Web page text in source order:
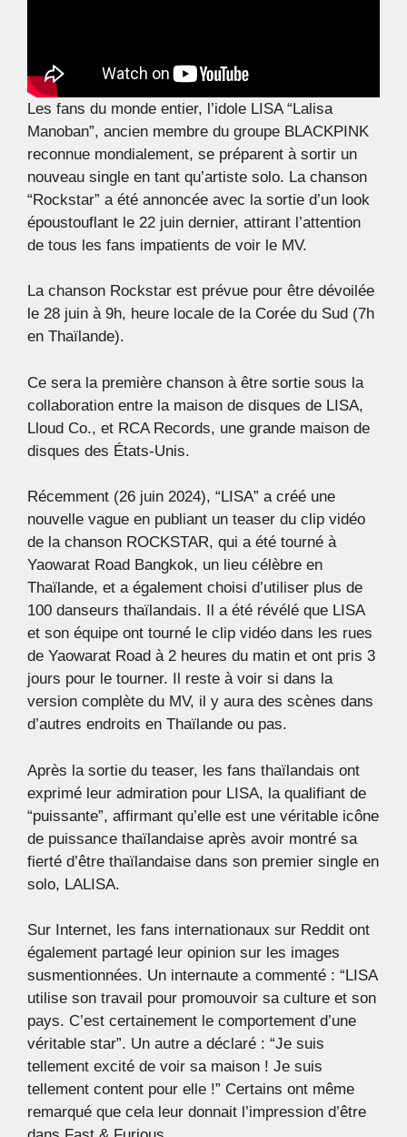
Les fans du monde entier, l’idole LISA “Lalisa
Manoban”, ancien membre du groupe BLACKPINK
reconnue mondialement, se préparent à sortir un
nouveau single en tant qu’artiste solo. La chanson
“Rockstar” a été annoncée avec la sortie d’un look
époustouflant le 22 juin dernier, attirant l’attention
de tous les fans impatients de voir le MV.
La chanson Rockstar est prévue pour être dévoilée
le 28 juin à 9h, heure locale de la Corée du Sud (7h
en Thaïlande).
Ce sera la première chanson à être sortie sous la
collaboration entre la maison de disques de LISA,
Lloud Co., et RCA Records, une grande maison de
disques des États-Unis.
Récemment (26 juin 2024), “LISA” a créé une
nouvelle vague en publiant un teaser du clip vidéo
de la chanson ROCKSTAR, qui a été tourné à
Yaowarat Road Bangkok, un lieu célèbre en
Thaïlande, et a également choisi d’utiliser plus de
100 danseurs thaïlandais. Il a été révélé que LISA
et son équipe ont tourné le clip vidéo dans les rues
de Yaowarat Road à 2 heures du matin et ont pris 3
jours pour le tourner. Il reste à voir si dans la
version complète du MV, il y aura des scènes dans
d’autres endroits en Thaïlande ou pas.
Après la sortie du teaser, les fans thaïlandais ont
exprimé leur admiration pour LISA, la qualifiant de
“puissante”, affirmant qu’elle est une véritable icône
de puissance thaïlandaise après avoir montré sa
fierté d’être thaïlandaise dans son premier single en
solo, LALISA.
Sur Internet, les fans internationaux sur Reddit ont
également partagé leur opinion sur les images
susmentionnées. Un internaute a commenté : “LISA
utilise son travail pour promouvoir sa culture et son
pays. C’est certainement le comportement d’une
véritable star”. Un autre a déclaré : “Je suis
tellement excité de voir sa maison ! Je suis
tellement content pour elle !” Certains ont même
remarqué que cela leur donnait l’impression d’être